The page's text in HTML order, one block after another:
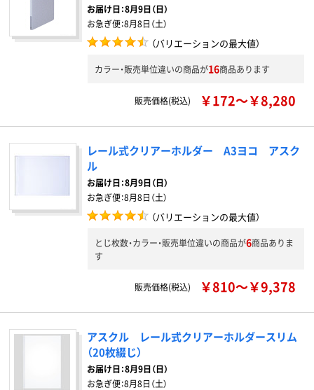
お届け日：8月9日（日）
お急ぎ便：8月8日（土）
（バリエーションの最大値）
カラー・販売単位違いの商品が16商品あります
販売価格(税込) ￥172～￥8,280
レール式クリアーホルダー A3ヨコ アスク
ル
お届け日：8月9日（日）
お急ぎ便：8月8日（土）
（バリエーションの最大値）
とじ枚数・カラー・販売単位違いの商品が6商品ありま
す
販売価格(税込) ￥810～￥9,378
アスクル レール式クリアーホルダースリム
（20枚綴じ）
お届け日：8月9日（日）
お急ぎ便：8月8日（土）